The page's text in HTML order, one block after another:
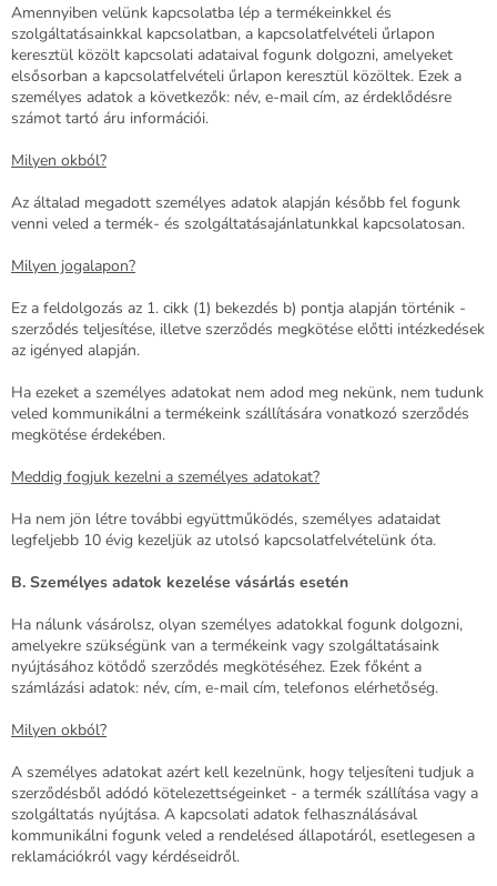
Amennyiben velünk kapcsolatba lép a termékeinkkel és
szolgáltatásainkkal kapcsolatban, a kapcsolatfelvételi űrlapon
keresztül közölt kapcsolati adataival fogunk dolgozni, amelyeket
elsősorban a kapcsolatfelvételi űrlapon keresztül közöltek. Ezek a
személyes adatok a következők: név, e-mail cím, az érdeklődésre
számot tartó áru információi.
Milyen okból?
Az általad megadott személyes adatok alapján később fel fogunk
venni veled a termék- és szolgáltatásajánlatunkkal kapcsolatosan.
Milyen jogalapon?
Ez a feldolgozás az 1. cikk (1) bekezdés b) pontja alapján történik -
szerződés teljesítése, illetve szerződés megkötése előtti intézkedések
az igényed alapján.
Ha ezeket a személyes adatokat nem adod meg nekünk, nem tudunk
veled kommunikálni a termékeink szállítására vonatkozó szerződés
megkötése érdekében.
Meddig fogjuk kezelni a személyes adatokat?
Ha nem jön létre további együttműködés, személyes adataidat
legfeljebb 10 évig kezeljük az utolsó kapcsolatfelvételünk óta.
B. Személyes adatok kezelése vásárlás esetén
Ha nálunk vásárolsz, olyan személyes adatokkal fogunk dolgozni,
amelyekre szükségünk van a termékeink vagy szolgáltatásaink
nyújtásához kötődő szerződés megkötéséhez. Ezek főként a
számlázási adatok: név, cím, e-mail cím, telefonos elérhetőség.
Milyen okból?
A személyes adatokat azért kell kezelnünk, hogy teljesíteni tudjuk a
szerződésből adódó kötelezettségeinket - a termék szállítása vagy a
szolgáltatás nyújtása. A kapcsolati adatok felhasználásával
kommunikálni fogunk veled a rendelésed állapotáról, esetlegesen a
reklamációkról vagy kérdéseidről.